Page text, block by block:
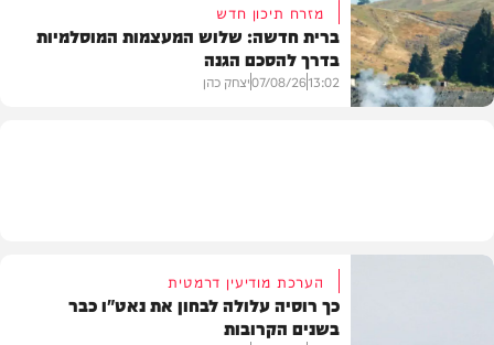
מזג האוויר
מזרח תיכון חדש
ברית חדשה: שלוש המעצמות המוסלמיות
בדרך להסכם הגנה
13:02
07/08/26יצחק כהן
הערכת מודיעין דרמטית
כך רוסיה עלולה לבחון את נאט"ו כבר
בשנים הקרובות